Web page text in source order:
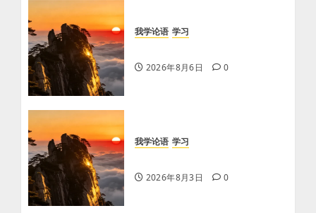
我学论语 学习
2026年8月6日 0
我学论语 学习
2026年8月3日 0